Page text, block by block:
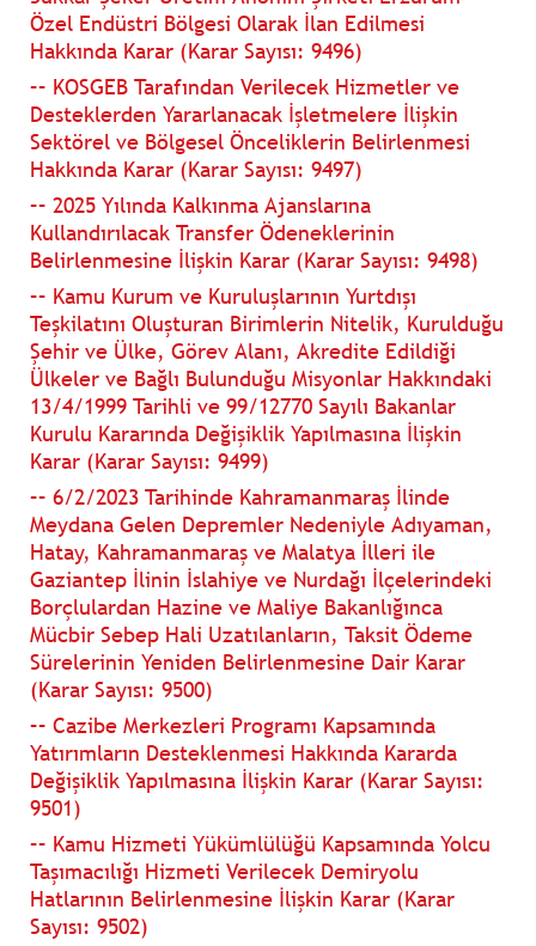
Özel Endüstri Bölgesi Olarak İlan Edilmesi
Hakkında Karar (Karar Sayısı: 9496)
–– KOSGEB Tarafından Verilecek Hizmetler ve
Desteklerden Yararlanacak İşletmelere İlişkin
Sektörel ve Bölgesel Önceliklerin Belirlenmesi
Hakkında Karar (Karar Sayısı: 9497)
–– 2025 Yılında Kalkınma Ajanslarına
Kullandırılacak Transfer Ödeneklerinin
Belirlenmesine İlişkin Karar (Karar Sayısı: 9498)
–– Kamu Kurum ve Kuruluşlarının Yurtdışı
Teşkilatını Oluşturan Birimlerin Nitelik, Kurulduğu
Şehir ve Ülke, Görev Alanı, Akredite Edildiği
Ülkeler ve Bağlı Bulunduğu Misyonlar Hakkındaki
13/4/1999 Tarihli ve 99/12770 Sayılı Bakanlar
Kurulu Kararında Değişiklik Yapılmasına İlişkin
Karar (Karar Sayısı: 9499)
–– 6/2/2023 Tarihinde Kahramanmaraş İlinde
Meydana Gelen Depremler Nedeniyle Adıyaman,
Hatay, Kahramanmaraş ve Malatya İlleri ile
Gaziantep İlinin İslahiye ve Nurdağı İlçelerindeki
Borçlulardan Hazine ve Maliye Bakanlığınca
Mücbir Sebep Hali Uzatılanların, Taksit Ödeme
Sürelerinin Yeniden Belirlenmesine Dair Karar
(Karar Sayısı: 9500)
–– Cazibe Merkezleri Programı Kapsamında
Yatırımların Desteklenmesi Hakkında Kararda
Değişiklik Yapılmasına İlişkin Karar (Karar Sayısı:
9501)
–– Kamu Hizmeti Yükümlülüğü Kapsamında Yolcu
Taşımacılığı Hizmeti Verilecek Demiryolu
Hatlarının Belirlenmesine İlişkin Karar (Karar
Sayısı: 9502)